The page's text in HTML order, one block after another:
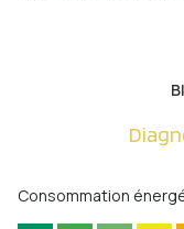
Consommation